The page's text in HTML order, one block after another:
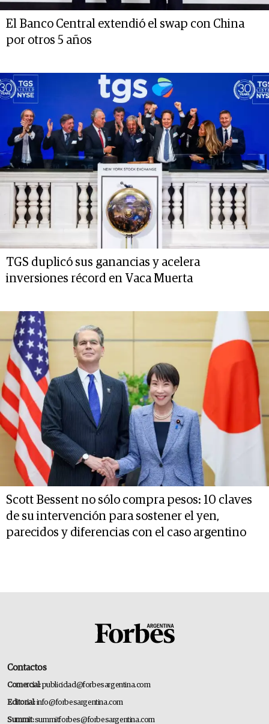
El Banco Central extendió el swap con China
por otros 5 años
TGS duplicó sus ganancias y acelera
inversiones récord en Vaca Muerta
Scott Bessent no sólo compra pesos: 10 claves
de su intervención para sostener el yen,
parecidos y diferencias con el caso argentino
Contactos
Comercial:publicidad@forbesargentina.com
Editorial:info@forbesargentina.com
Summit:summitforbes@forbesargentina.com